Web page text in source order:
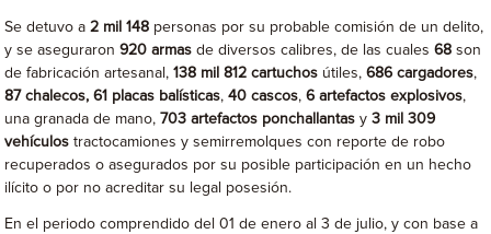
Se detuvo a2 mil 148 personas por su probable comisión de un delito,
y se aseguraron920 armas de diversos calibres, de las cuales68son
de fabricación artesanal,138 mil 812 cartuchos útiles,686 cargadores,
87 chalecos, 61 placas balísticas,40 cascos,6 artefactos explosivos,
una granada de mano, 703 artefactos ponchallantas y3 mil 309
vehículos tractocamiones y semirremolques con reporte de robo
recuperados o asegurados por su posible participación en un hecho
ilícito o por no acreditar su legal posesión.
En el periodo comprendido del 01 de enero al 3 de julio, y con base a